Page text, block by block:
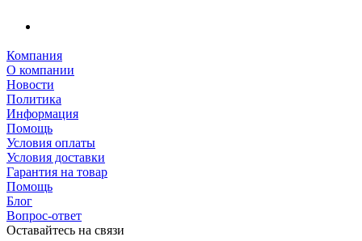
Компания
О компании
Новости
Политика
Информация
Помощь
Условия оплаты
Условия доставки
Гарантия на товар
Помощь
Блог
Вопрос-ответ
Оставайтесь на связи